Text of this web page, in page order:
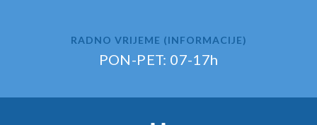
RADNO VRIJEME (INFORMACIJE)
PON-PET: 07-17h